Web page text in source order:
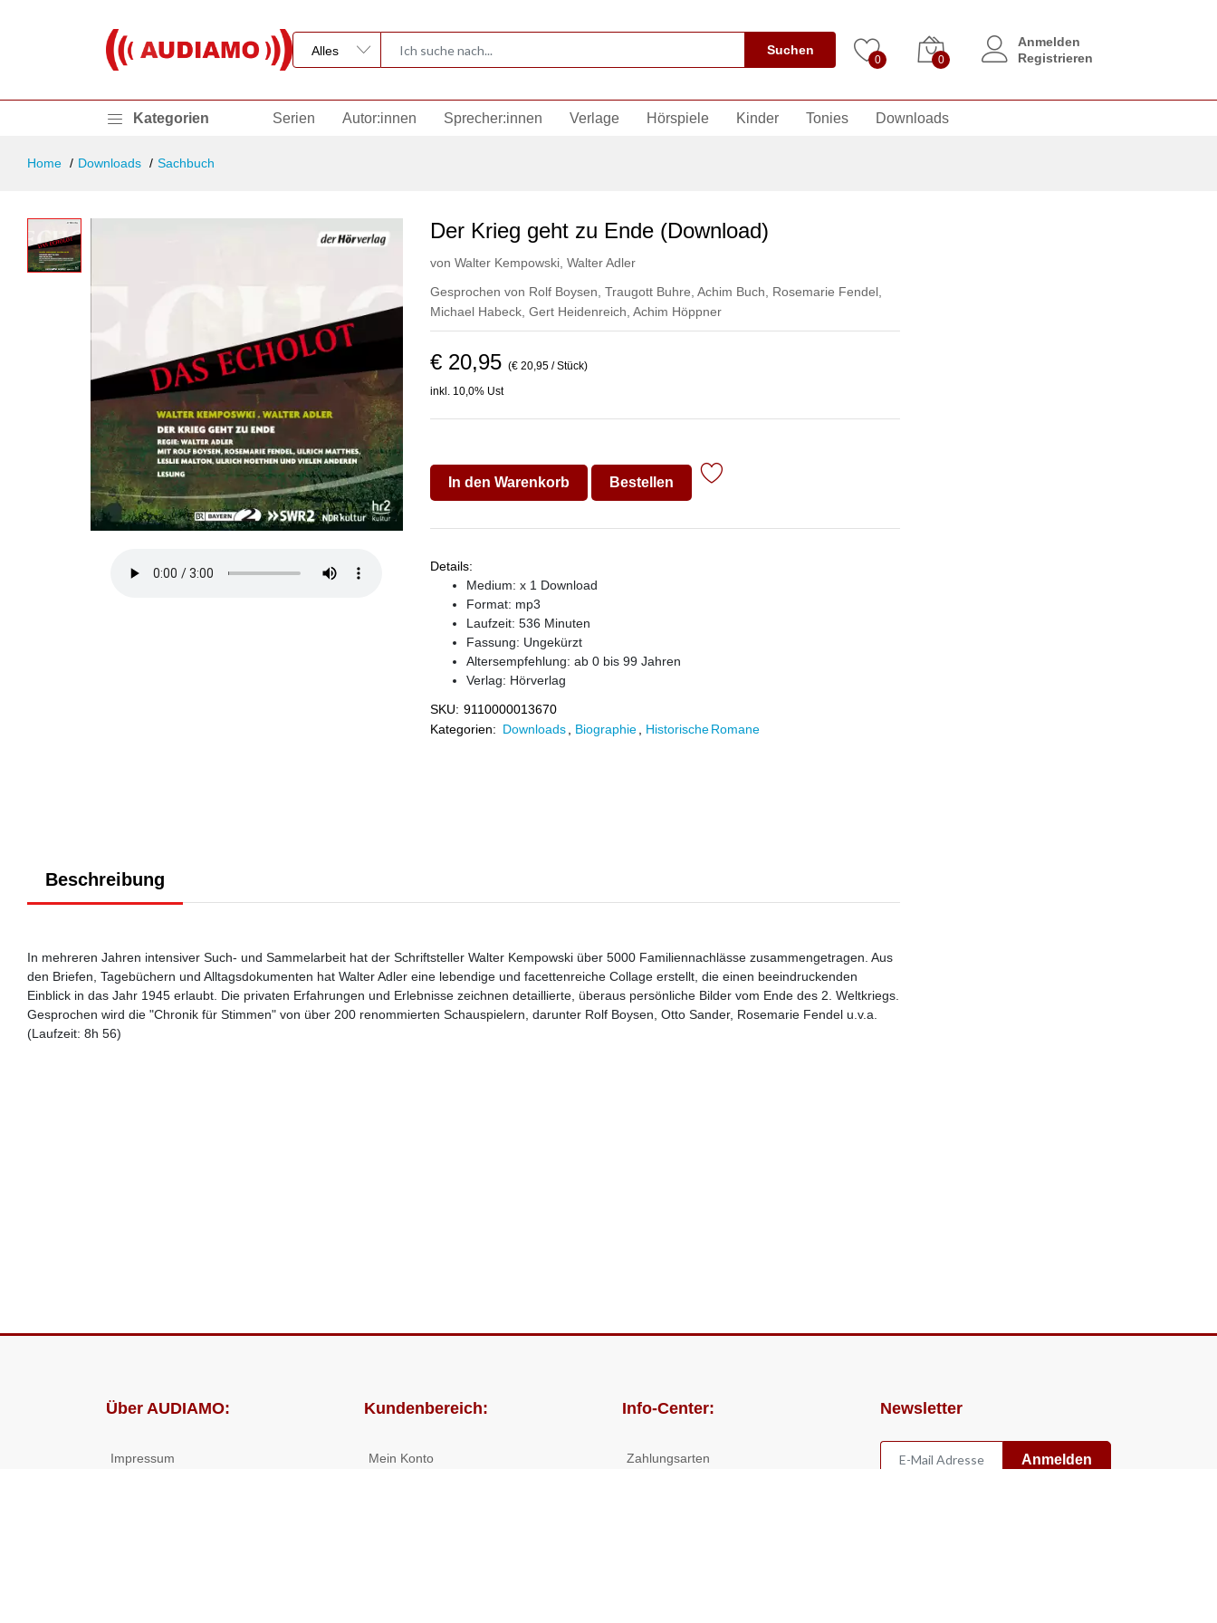
Suchen
0 0
Anmelden
Registrieren
Kategorien Serien Autor:innen Sprecher:innen Verlage Hörspiele Kinder Tonies Downloads
Home Downloads Sachbuch
Der Krieg geht zu Ende (Download)
von Walter Kempowski, Walter Adler
Gesprochen von Rolf Boysen Traugott Buhre Achim Buch Rosemarie Fendel,
Michael Habeck, Gert Heidenreich Achim Höppner
€ 20,95 (€ 20,95 / Stück)
inkl. 10,0% Ust
In den Warenkorb Bestellen
Details:
Medium: x 1 Download
Format: mp3
Laufzeit: 536 Minuten
Fassung: Ungekürzt
Altersempfehlung: ab 0 bis 99 Jahren
Verlag: Hörverlag
SKU: 9110000013670
Kategorien: Downloads Biographie Historische Romane
Beschreibung
In mehreren Jahren intensiver Such- und Sammelarbeit hat der Schriftsteller Walter Kempowski über 5000 Familiennachlässe zusammengetragen. Aus
den Briefen, Tagebüchern und Alltagsdokumenten hat Walter Adler eine lebendige und facettenreiche Collage erstellt, die einen beeindruckenden
Einblick in das Jahr 1945 erlaubt. Die privaten Erfahrungen und Erlebnisse zeichnen detaillierte, überaus persönliche Bilder vom Ende des 2. Weltkriegs.
Gesprochen wird die "Chronik für Stimmen" von über 200 renommierten Schauspielern, darunter Rolf Boysen, Otto Sander, Rosemarie Fendel u.v.a.
(Laufzeit: 8h 56)
Über AUDIAMO:
Impressum
Kundenbereich:
Mein Konto
Info-Center:
Zahlungsarten
Newsletter
Anmelden